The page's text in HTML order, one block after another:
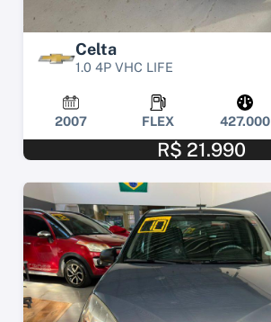
Celta
1.0 4P VHC LIFE
2007 FLEX 427.000
R$ 21.990